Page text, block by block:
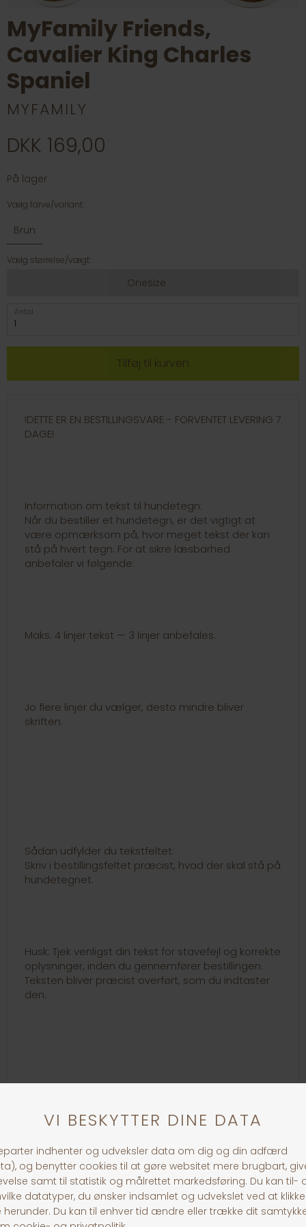
MyFamily Friends,
Cavalier King Charles
Spaniel
MYFAMILY
DKK 169,00
På lager
Vælg farve/variant:
Brun
Vælg størrelse/vægt:
Onesize
Antal
!DETTE ER EN BESTILLINGSVARE - FORVENTET LEVERING 7
DAGE!
Information om tekst til hundetegn:
Når du bestiller et hundetegn, er det vigtigt at
være opmærksom på, hvor meget tekst der kan
stå på hvert tegn. For at sikre læsbarhed
anbefaler vi følgende:
Maks. 4 linjer tekst — 3 linjer anbefales.
Jo flere linjer du vælger, desto mindre bliver
skriften.
Sådan udfylder du tekstfeltet:
Skriv i bestillingsfeltet præcist, hvad der skal stå på
hundetegnet.
Husk: Tjek venligst din tekst for stavefejl og korrekte
oplysninger, inden du gennemfører bestillingen.
Teksten bliver præcist overført, som du indtaster
den.
30 dages returret